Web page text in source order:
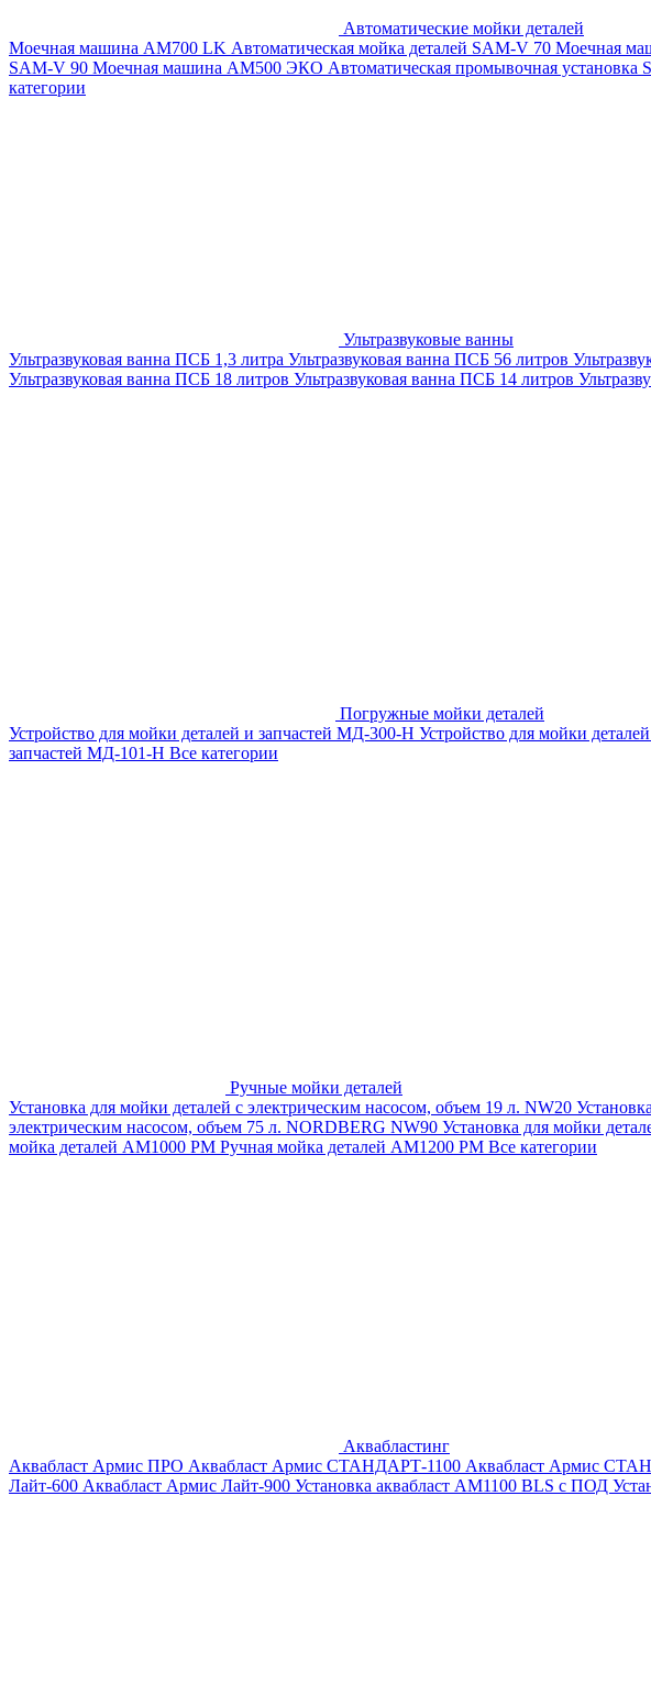
Автоматические мойки деталей
Моечная машина AM700 LK Автоматическая мойка деталей SAM-V 70 Моечная
SAM-V 90 Моечная машина АМ500 ЭКО Автоматическая промывочная установка
категории
Ультразвуковые ванны
Ультразвуковая ванна ПСБ 1,3 литра Ультразвуковая ванна ПСБ 56 литров
Ультразвуковая ванна ПСБ 18 литров Ультразвуковая ванна ПСБ 14 литров
Погружные мойки деталей
Устройство для мойки деталей и запчастей МД-300-H Устройство для мойки
запчастей МД-101-Н Все категории
Ручные мойки деталей
Установка для мойки деталей с электрическим насосом, объем 19 л. NW20
электрическим насосом, объем 75 л. NORDBERG NW90 Установка для мойки
мойка деталей АМ1000 РМ Ручная мойка деталей АМ1200 РМ Все категории
Аквабластинг
Аквабласт Армис ПРО Аквабласт Армис СТАНДАРТ-1100 Аквабласт Армис
Лайт-600 Аквабласт Армис Лайт-900 Установка аквабласт AM1100 BLS с ПОД